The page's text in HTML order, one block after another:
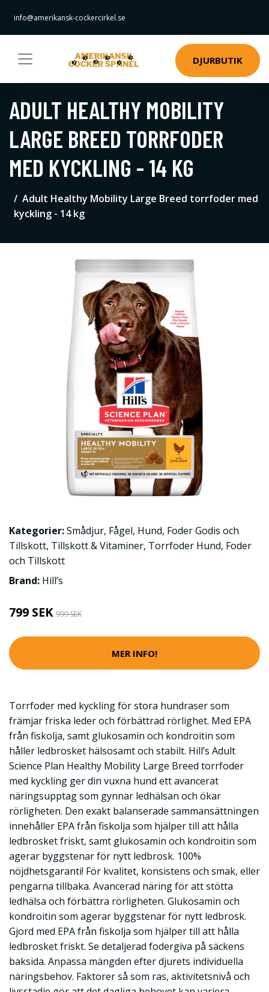
info@amerikansk-cockercirkel.se
DJURBUTIK
ADULT HEALTHY MOBILITY
LARGE BREED TORRFODER
MED KYCKLING - 14 KG
Adult Healthy Mobility Large Breed torrfoder med
kyckling - 14 kg
Kategorier:Smådjur, Fågel, Hund, Foder Godis och
Tillskott, Tillskott & Vitaminer, Torrfoder Hund, Foder
och Tillskott
Brand: Hill’s
799 SEK 999 SEK
MER INFO!
Torrfoder med kyckling för stora hundraser som
främjar friska leder och förbättrad rörlighet. Med EPA
från fiskolja, samt glukosamin och kondroitin som
håller ledbrosket hälsosamt och stabilt. Hill’s Adult
Science Plan Healthy Mobility Large Breed torrfoder
med kyckling ger din vuxna hund ett avancerat
näringsupptag som gynnar ledhälsan och ökar
rörligheten. Den exakt balanserade sammansättningen
innehåller EPA från fiskolja som hjälper till att hålla
ledbrosket friskt, samt glukosamin och kondroitin som
agerar byggstenar för nytt ledbrosk. 100%
nöjdhetsgaranti! För kvalitet, konsistens och smak, eller
pengarna tillbaka. Avancerad näring för att stötta
ledhälsa och förbättra rörligheten. Glukosamin och
kondroitin som agerar byggstenar för nytt ledbrosk.
Gjord med EPA från fiskolja som hjälper till att hålla
ledbrosket friskt. Se detaljerad fodergiva på säckens
baksida. Anpassa mängden efter djurets individuella
näringsbehov. Faktorer så som ras, aktivitetsnivå och